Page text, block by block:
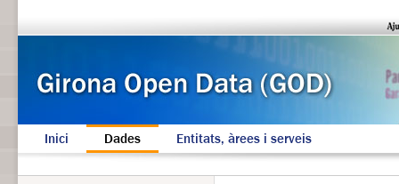
Inici Dades Entitats, àrees i serveis